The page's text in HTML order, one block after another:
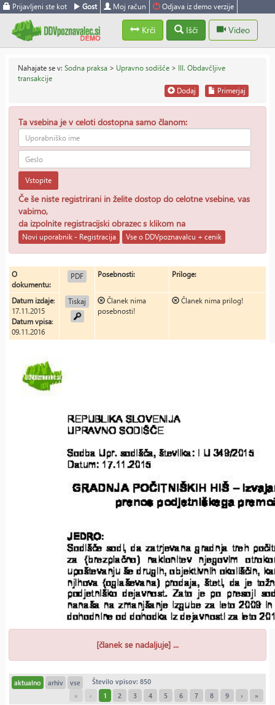
Prijavljeni ste kot Gost Moj račun Odjava iz demo verzije
Krči Išči Video
Nahajate se v: Sodna praksa > Upravno sodišče > III. Obdavčljive
transakcije
Primerjaj
Dodaj
Ta vsebina je v celoti dostopna samo članom:
Vstopite
Če še niste registrirani in želite dostop do celotne vsebine, vas
vabimo,
da izpolnite registracijski obrazec s klikom na
Novi uporabnik - Registracija Vse o DDVpoznavalcu + cenik
O
dokumentu:
PDF
Tiskaj
Posebnosti: Priloge:
Datum izdaje:
17.11.2015
Datum vpisa:
09.11.2016
Članek nima
posebnosti!
Članek nima prilog!
[članek se nadaljuje] ...
aktualno arhiv vse
Število vpisov: 850
«
‹ 1 2 3 4 5 6 7 8 9 › »